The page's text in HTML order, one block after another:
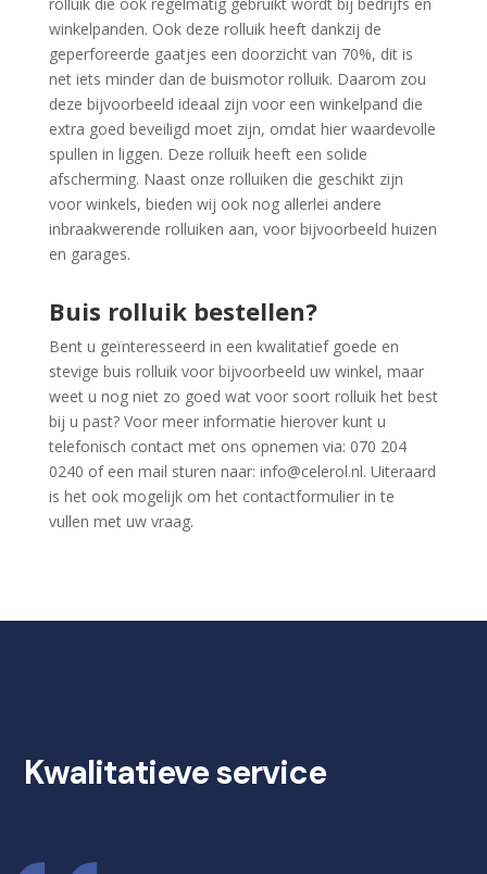
winkelpanden. Ook deze rolluik heeft dankzij de
geperforeerde gaatjes een doorzicht van 70%, dit is
net iets minder dan de buismotor rolluik. Daarom zou
deze bijvoorbeeld ideaal zijn voor een winkelpand die
extra goed beveiligd moet zijn, omdat hier waardevolle
spullen in liggen. Deze rolluik heeft een solide
afscherming. Naast onze rolluiken die geschikt zijn
voor winkels, bieden wij ook nog allerlei andere
inbraakwerende rolluiken aan, voor bijvoorbeeld huizen
en garages.
Buis rolluik bestellen?
Bent u geïnteresseerd in een kwalitatief goede en
stevige buis rolluik voor bijvoorbeeld uw winkel, maar
weet u nog niet zo goed wat voor soort rolluik het best
bij u past? Voor meer informatie hierover kunt u
telefonisch contact met ons opnemen via: 070 204
0240 of een mail sturen naar: info@celerol.nl. Uiteraard
is het ook mogelijk om het contactformulier in te
vullen met uw vraag.
Kwalitatieve service